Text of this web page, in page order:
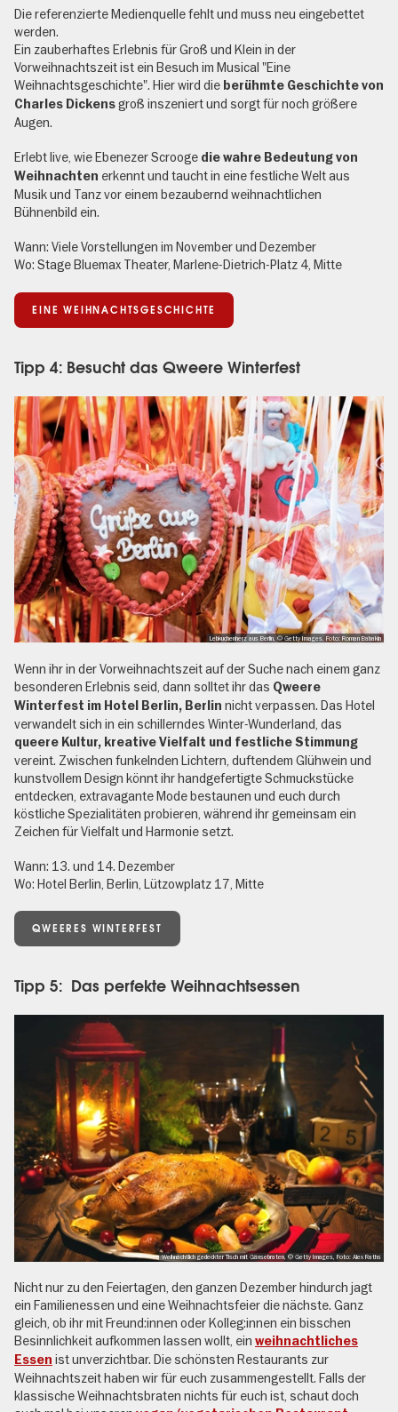
Die referenzierte Medienquelle fehlt und muss neu eingebettet
werden.
Ein zauberhaftes Erlebnis für Groß und Klein in der
Vorweihnachtszeit ist ein Besuch im Musical "Eine
Weihnachtsgeschichte". Hier wird die berühmte Geschichte von
Charles Dickensgroß inszeniert und sorgt für noch größere
Augen.
Erlebt live, wie Ebenezer Scrooge die wahre Bedeutung von
Weihnachten erkennt und taucht in eine festliche Welt aus
Musik und Tanz vor einem bezaubernd weihnachtlichen
Bühnenbild ein.
Wann: Viele Vorstellungen im November und Dezember
Wo: Stage Bluemax Theater, Marlene-Dietrich-Platz 4, Mitte
EINE WEIHNACHTSGESCHICHTE
Tipp 4: Besucht das Qweere Winterfest
Lebkuchenherz aus Berlin, © Getty Images, Foto: Roman Babakin
Wenn ihr in der Vorweihnachtszeit auf der Suche nach einem ganz
besonderen Erlebnis seid, dann solltet ihr das Qweere
Winterfest im Hotel Berlin, Berlin nicht verpassen. Das Hotel
verwandelt sich in ein schillerndes Winter-Wunderland, das
queere Kultur, kreative Vielfalt und festliche Stimmung
vereint. Zwischen funkelnden Lichtern, duftendem Glühwein und
kunstvollem Design könnt ihr handgefertigte Schmuckstücke
entdecken, extravagante Mode bestaunen und euch durch
köstliche Spezialitäten probieren, während ihr gemeinsam ein
Zeichen für Vielfalt und Harmonie setzt.
Wann: 13. und 14. Dezember
Wo: Hotel Berlin, Berlin, Lützowplatz 17, Mitte
QWEERES WINTERFEST
Tipp 5: Das perfekte Weihnachtsessen
Weihnachtlich gedeckter Tisch mit Gänsebraten, © Getty Images, Foto: Alex Raths
Nicht nur zu den Feiertagen, den ganzen Dezember hindurch jagt
ein Familienessen und eine Weihnachtsfeier die nächste. Ganz
gleich, ob ihr mit Freund:innen oder Kolleg:innen ein bisschen
Besinnlichkeit aufkommen lassen wollt, ein weihnachtliches
Essen ist unverzichtbar. Die schönsten Restaurants zur
Weihnachtszeit haben wir für euch zusammengestellt. Falls der
klassische Weihnachtsbraten nichts für euch ist, schaut doch